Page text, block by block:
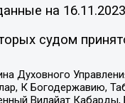
на 16.11.2023
судом
Духовного
К Богодержавию,
Вилайат Кабарды,